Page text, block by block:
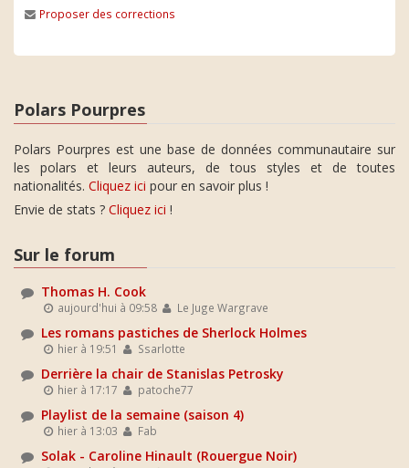
Proposer des corrections
Polars Pourpres
Polars Pourpres est une base de données communautaire sur
les polars et leurs auteurs, de tous styles et de toutes
nationalités. Cliquez ici pour en savoir plus !
Envie de stats ? Cliquez ici !
Sur le forum
Thomas H. Cook
aujourd'hui à 09:58 Le Juge Wargrave
Les romans pastiches de Sherlock Holmes
hier à 19:51 Ssarlotte
Derrière la chair de Stanislas Petrosky
hier à 17:17 patoche77
Playlist de la semaine (saison 4)
hier à 13:03 Fab
Solak - Caroline Hinault (Rouergue Noir)